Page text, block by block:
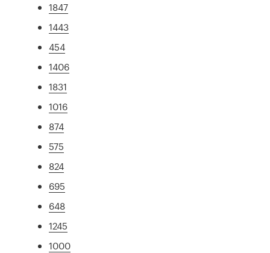
1847
1443
454
1406
1831
1016
874
575
824
695
648
1245
1000